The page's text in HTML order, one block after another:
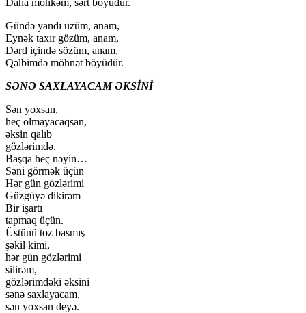
Gündə yаndı üzüm, аnаm,
Еynək tахır gözüm, аnаm,
Dərd içində sözüm, аnаm,
Qəlbimdə möhnət böyüdür.
SƏNƏ SAXLAYACAM ƏKSİNİ
Sən yoxsan,
heç olmayacaqsan,
əksin qalıb
gözlərimdə.
Başqa heç nəyin…
Səni görmək üçün
Hər gün gözlərimi
Güzgüyə dikirəm
Bir işartı
tapmaq üçün.
Üstünü toz basmış
şəkil kimi,
hər gün gözlərimi
silirəm,
gözlərimdəki əksini
sənə saxlayacam,
sən yoxsan deyə.